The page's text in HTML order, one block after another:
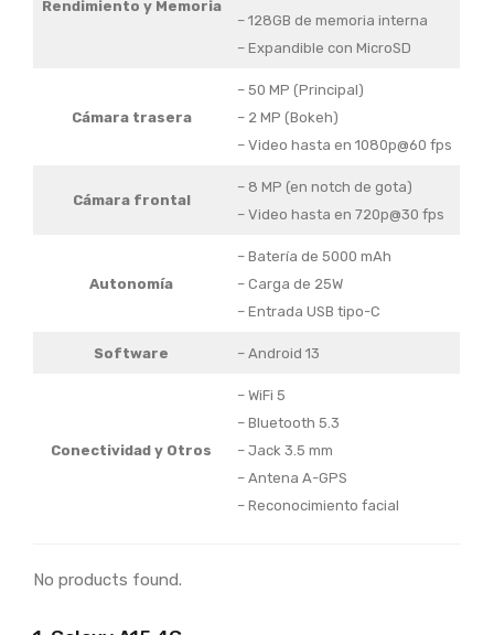
Rendimiento y Memoria
– 128GB de memoria interna
– Expandible con MicroSD
Cámara trasera
– 50 MP (Principal)
– 2 MP (Bokeh)
– Video hasta en 1080p@60 fps
Cámara frontal
– 8 MP (en notch de gota)
– Video hasta en 720p@30 fps
Autonomía
– Batería de 5000 mAh
– Carga de 25W
– Entrada USB tipo-C
Software – Android 13
Conectividad y Otros
– WiFi 5
– Bluetooth 5.3
– Jack 3.5 mm
– Antena A-GPS
– Reconocimiento facial
No products found.